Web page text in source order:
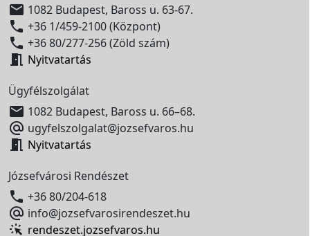
 1082 Budapest, Baross u. 63-67.
 +36 1/459-2100 (Központ)
 +36 80/277-256 (Zöld szám)
 Nyitvatartás
Ügyfélszolgálat
 1082 Budapest, Baross u. 66–68.
 ugyfelszolgalat@jozsefvaros.hu
 Nyitvatartás
Józsefvárosi Rendészet
 +36 80/204-618
 info@jozsefvarosirendeszet.hu
rendeszet.jozsefvaros.hu